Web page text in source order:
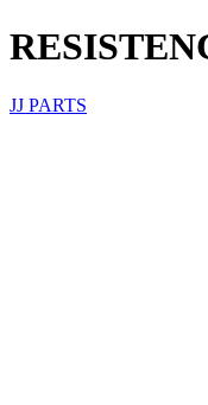
JJ PARTS